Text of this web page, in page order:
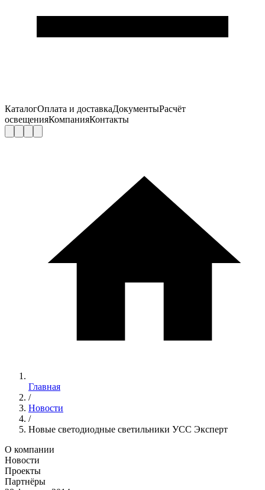
КаталогОплата и доставкаДокументыРасчёт
освещенияКомпанияКонтакты
Главная
/
Новости
/
Новые светодиодные светильники УСС Эксперт
О компании
Новости
Проекты
Партнёры